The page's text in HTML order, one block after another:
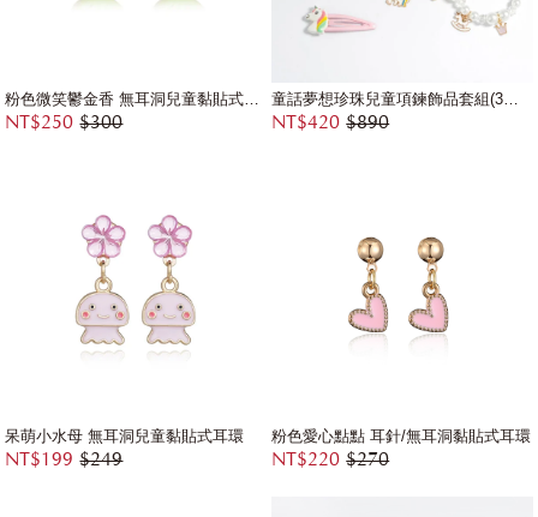
粉色微笑鬱金香 無耳洞兒童黏貼式耳環
NT$250 $300
童話夢想珍珠兒童項鍊飾品套組(3件組)
NT$420 $890
呆萌小水母 無耳洞兒童黏貼式耳環
NT$199 $249
粉色愛心點點 耳針/無耳洞黏貼式耳環
NT$220 $270